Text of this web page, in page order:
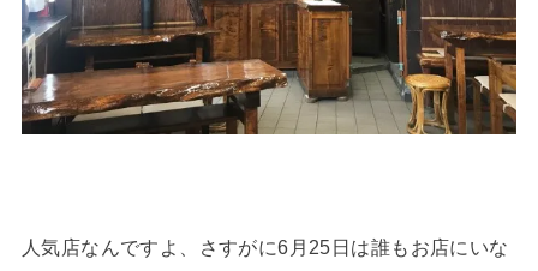
人気店なんですよ、さすがに6月25日は誰もお店にいな